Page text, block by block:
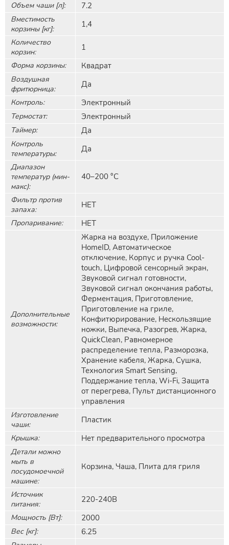
Объем чаши [л]: 7.2
Вместимость
корзины [кг]:
1,4
Количество
корзин:
1
Форма корзины: Квадрат
Воздушная
фритюрница:
Да
Контроль: Электронный
Термостат: Электронный
Таймер: Да
Контроль
температуры:
Да
Диапазон
температур (мин-
макс):
40–200 °С
Фильтр против
запаха:
НЕТ
Пропаривание: НЕТ
Дополнительные
возможности:
Жарка на воздухе, Приложение
HomeID, Автоматическое
отключение, Корпус и ручка Cool-
touch, Цифровой сенсорный экран,
Звуковой сигнал готовности,
Звуковой сигнал окончания работы,
Ферментация, Приготовление,
Приготовление на гриле,
Конфитюрирование, Нескользящие
ножки, Выпечка, Разогрев, Жарка,
QuickClean, Равномерное
распределение тепла, Разморозка,
Хранение кабеля, Жарка, Сушка,
Технология Smart Sensing,
Поддержание тепла, Wi-Fi, Защита
от перегрева, Пульт дистанционного
управления
Изготовление
чаши:
Пластик
Крышка: Нет предварительного просмотра
Детали можно
мыть в
посудомоечной
машине:
Корзина, Чаша, Плита для гриля
Источник
питания:
220-240В
Мощность [Вт]: 2000
Вес [кг]: 6.25